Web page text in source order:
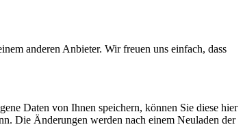
anderen Anbieter. Wir freuen uns einfach, dass
Daten von Ihnen speichern, können Sie diese hier
Die Änderungen werden nach einem Neuladen der